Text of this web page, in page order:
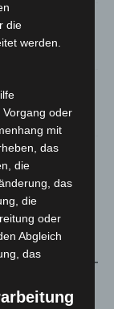
Cloud-
die
werden.
oder
mit
das
die
das
die
oder
Abgleich
das